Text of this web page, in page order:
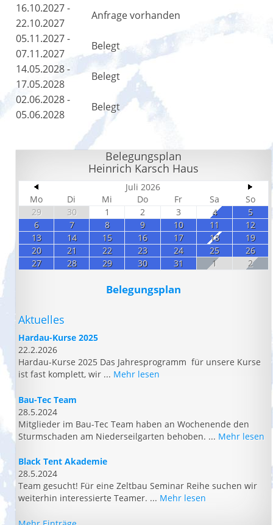
16.10.2027 -
22.10.2027
Anfrage vorhanden
05.11.2027 -
07.11.2027
Belegt
14.05.2028 -
17.05.2028
Belegt
02.06.2028 -
05.06.2028
Belegt
Belegungsplan
Heinrich Karsch Haus
Juli 2026
Mo
Di Mi Do Fr Sa
So
29
30 1 2 3 4
5
6
7 8 9 10 11
12
13
14 15 16 17 18
19
20
21 22 23 24 25
26
27
28 29 30 31 1 2
Belegungsplan
Aktuelles
Hardau-Kurse 2025
22.2.2026
Hardau-Kurse 2025 Das Jahresprogramm für unsere Kurse
ist fast komplett, wir ... Mehr lesen
Bau-Tec Team
28.5.2024
Mitglieder im Bau-Tec Team haben an Wochenende den
Sturmschaden am Niederseilgarten behoben. ... Mehr lesen
Black Tent Akademie
28.5.2024
Team gesucht! Für eine Zeltbau Seminar Reihe suchen wir
weiterhin interessierte Teamer. ... Mehr lesen